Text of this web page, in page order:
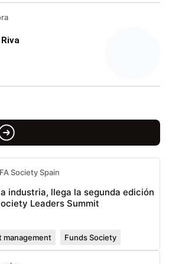
Society Spain
industria, llega la segunda edición
Leaders Summit
management Funds Society